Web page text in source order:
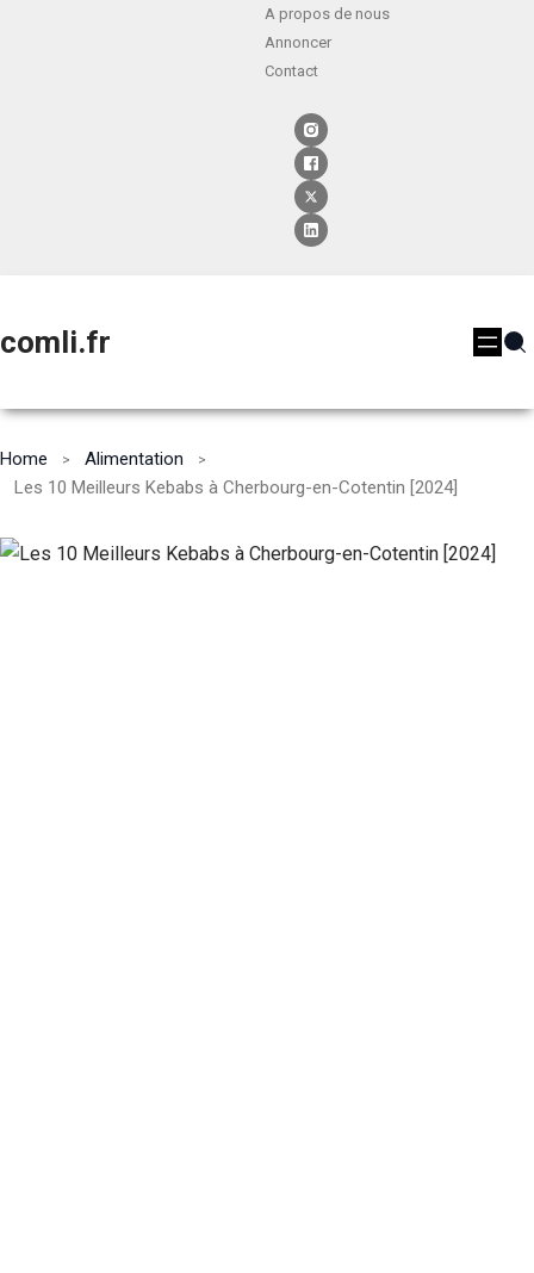
A propos de nous
Annoncer
Contact
comli.fr
Home
Alimentation
Les 10 Meilleurs Kebabs à Cherbourg-en-Cotentin [2024]